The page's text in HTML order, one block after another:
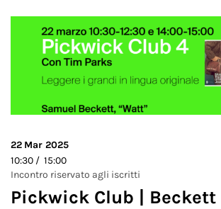
22 Mar 2025
10:30 / 15:00
Incontro riservato agli iscritti
Pickwick Club | Beckett